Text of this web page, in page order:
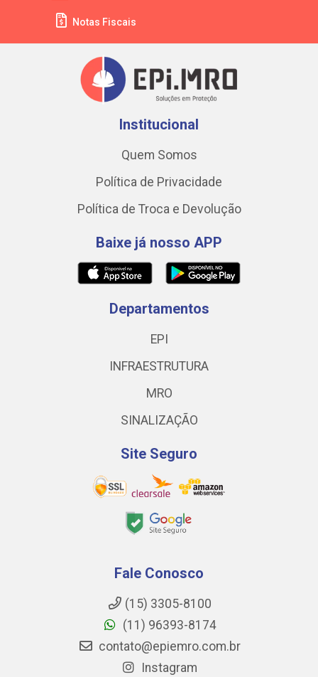
Notas Fiscais
Institucional
Quem Somos
Política de Privacidade
Política de Troca e Devolução
Baixe já nosso APP
Departamentos
EPI
INFRAESTRUTURA
MRO
SINALIZAÇÃO
Site Seguro
Fale Conosco
(15) 3305-8100
(11) 96393-8174
contato@epiemro.com.br
Instagram